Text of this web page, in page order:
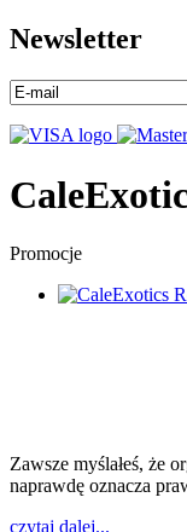
Newsletter
Promocje
Zawsze myślałeś, że
naprawdę oznacza
czytaj dalej...